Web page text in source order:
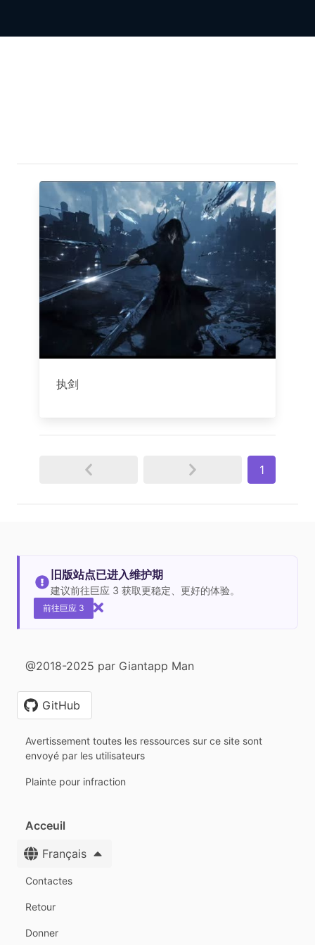
执剑
1
旧版站点已进入维护期
建议前往巨应 3 获取更稳定、更好的体验。
前往巨应 3
@2018-2025 par Giantapp Man
GitHub
Avertissement toutes les ressources sur ce site sont
envoyé par les utilisateurs
Plainte pour infraction
Acceuil
Français
Contactes
Retour
Donner